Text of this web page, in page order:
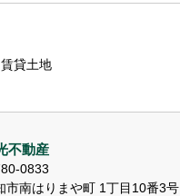
賃貸土地
不動産
0833
市南はりまや町 1丁目10番3号